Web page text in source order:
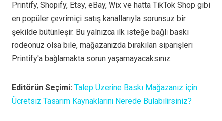
Printify, Shopify, Etsy, eBay, Wix ve hatta TikTok Shop gibi
en popüler çevrimiçi satış kanallarıyla sorunsuz bir
şekilde bütünleşir. Bu yalnızca ilk isteğe bağlı baskı
rodeonuz olsa bile, mağazanızda bırakılan siparişleri
Printify'a bağlamakta sorun yaşamayacaksınız.
Editörün Seçimi: Talep Üzerine Baskı Mağazanız için
Ücretsiz Tasarım Kaynaklarını Nerede Bulabilirsiniz?